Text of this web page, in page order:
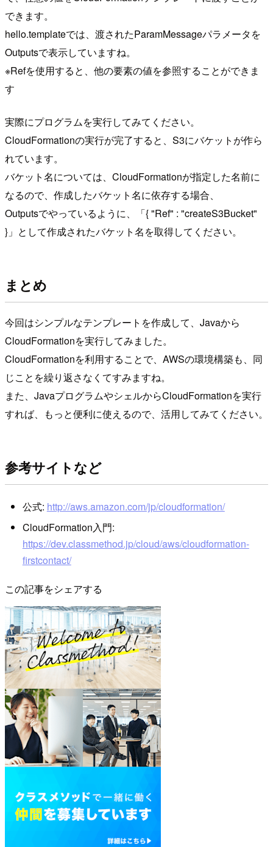
できます。
hello.templateでは、渡されたParamMessageパラメータを
Outputsで表示していますね。
※Refを使用すると、他の要素の値を参照することができま
す
実際にプログラムを実行してみてください。
CloudFormationの実行が完了すると、S3にバケットが作ら
れています。
バケット名については、CloudFormationが指定した名前に
なるので、作成したバケット名に依存する場合、
Outputsでやっているように、「{ "Ref" : "createS3Bucket"
}」として作成されたバケット名を取得してください。
まとめ
今回はシンプルなテンプレートを作成して、Javaから
CloudFormationを実行してみました。
CloudFormationを利用することで、AWSの環境構築も、同
じことを繰り返さなくてすみますね。
また、JavaプログラムやシェルからCloudFormationを実行
すれば、もっと便利に使えるので、活用してみてください。
参考サイトなど
公式: http://aws.amazon.com/jp/cloudformation/
CloudFormation入門:
https://dev.classmethod.jp/cloud/aws/cloudformation-
firstcontact/
この記事をシェアする